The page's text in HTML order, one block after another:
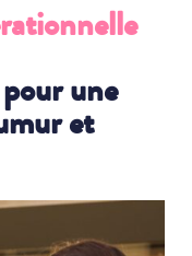
une
et